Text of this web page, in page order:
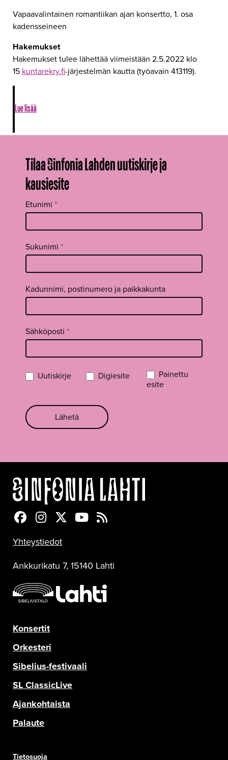
Vapaavalintainen romantiikan ajan konsertto, 1. osa
kadensseineen
Hakemukset
Hakemukset tulee lähettää viimeistään 2.5.2022 klo
15 kuntarekry.fi-järjestelmän kautta (työavain 413119).
Lue lisää
Tilaa Sinfonia Lahden uutiskirje ja
kausiesite
Tilaa
uutiskirje
footer FI
Etunimi *
Sukunimi *
Kadunnimi, postinumero ja paikkakunta
Sähköposti *
Uutiskirje Digiesite
Painettu
esite
Lähetä
Sinfonia Lahti Facebookissa
Sinfonia Lahti Instagramissa
Sinfonia Lahti Twitterissä
Sinfonia Lahti YouTubessa
Sinfonia Lahti RSS-feed
Yhteystiedot
Ankkurikatu 7, 15140 Lahti
Konsertit
Orkesteri
Sibelius-festivaali
SL ClassicLive
Ajankohtaista
Palaute
Tietosuoja